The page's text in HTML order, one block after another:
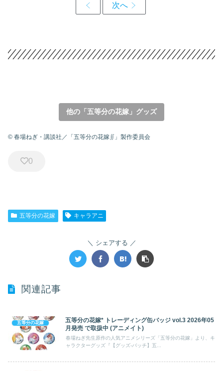
他の「五等分の花嫁」グッズ
© 春場ねぎ・講談社／「五等分の花嫁∬」製作委員会
0
五等分の花嫁 キャラアニ
シェアする
関連記事
五等分の花嫁
五等分の花嫁* トレーディング缶バッジ vol.3 2026年05
月発売 で取扱中 (アニメイト)
春場ねぎ先生原作の人気アニメシリーズ「五等分の花嫁」より、キ
ャラクターグッズ『【グッズ-バッチ】五...